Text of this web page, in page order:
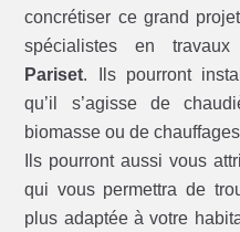
concrétiser ce grand
spécialistes en
Pariset. Ils pourront
qu’il s’agisse de
biomasse ou de
Ils pourront aussi vous
qui vous permettra de
plus adaptée à votre